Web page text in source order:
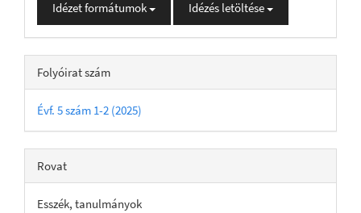
Idézet formátumok Idézés letöltése
Folyóirat szám
Évf. 5 szám 1-2 (2025)
Rovat
Esszék, tanulmányok